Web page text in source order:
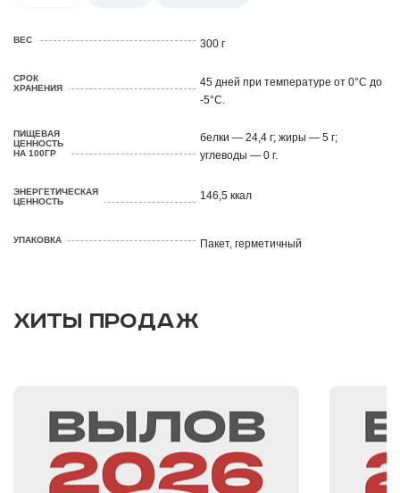
ВЕС 300 г
СРОК
ХРАНЕНИЯ
45 дней при температуре от 0°С до
-5°С.
ПИЩЕВАЯ
ЦЕННОСТЬ
НА 100ГР
белки — 24,4 г; жиры — 5 г;
углеводы — 0 г.
ЭНЕРГЕТИЧЕСКАЯ
ЦЕННОСТЬ
146,5 ккал
УПАКОВКА Пакет, герметичный
ХИТЫ ПРОДАЖ